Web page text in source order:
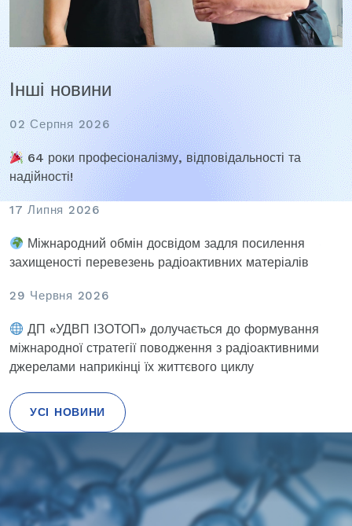
Інші новини
02 Серпня 2026
64 роки професіоналізму, відповідальності та
надійності!
17 Липня 2026
Міжнародний обмін досвідом задля посилення
захищеності перевезень радіоактивних матеріалів
29 Червня 2026
ДП «УДВП ІЗОТОП» долучається до формування
міжнародної стратегії поводження з радіоактивними
джерелами наприкінці їх життєвого циклу
УСІ НОВИНИ